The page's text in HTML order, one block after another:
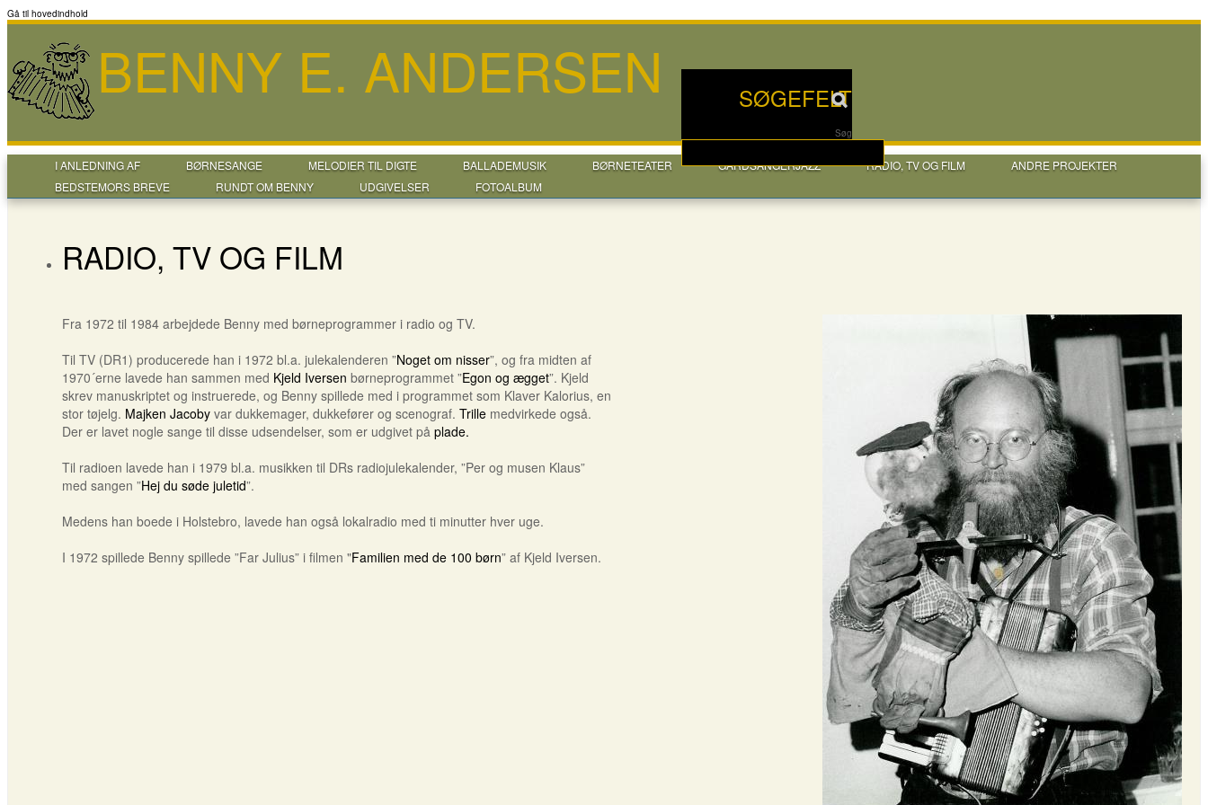
Gå til hovedindhold
SØGEFELT
Søg
BENNY E. ANDERSEN
I ANLEDNING AF BØRNESANGE MELODIER TIL DIGTE BALLADEMUSIK BØRNETEATER GÅRDSANGERJAZZ RADIO, TV OG FILM
ANDRE PROJEKTER
BEDSTEMORS BREVE
RUNDT OM BENNY UDGIVELSER FOTOALBUM
RADIO, TV OG FILM
Fra 1972 til 1984 arbejdede Benny med børneprogrammer i radio og TV.
Til TV (DR1) producerede han i 1972 bl.a. julekalenderen ”Noget om nisser”, og fra midten af
1970´erne lavede han sammen med Kjeld Iversen børneprogrammet ”Egon og ægget”. Kjeld
skrev manuskriptet og instruerede, og Benny spillede med i programmet som Klaver Kalorius, en
stor tøjelg. Majken Jacoby var dukkemager, dukkefører og scenograf. Trille medvirkede også.
Der er lavet nogle sange til disse udsendelser, som er udgivet på plade.
Til radioen lavede han i 1979 bl.a. musikken til DRs radiojulekalender, ”Per og musen Klaus”
med sangen ”Hej du søde juletid”.
Medens han boede i Holstebro, lavede han også lokalradio med ti minutter hver uge.
I 1972 spillede Benny spillede ”Far Julius” i filmen "Familien med de 100 børn” af Kjeld Iversen.